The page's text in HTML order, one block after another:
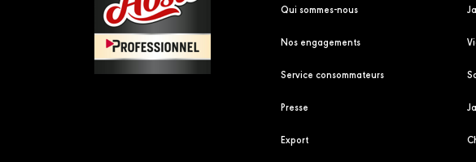
Qui sommes-nous
Nos engagements
Service consommateurs
Presse
Export